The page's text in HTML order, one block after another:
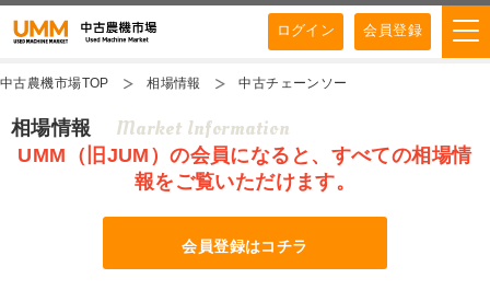
ログイン 会員登録
中古農機市場TOP 相場情報 中古チェーンソー
相場情報 Market Information
UMM（旧JUM）の会員になると、すべての相場情
報をご覧いただけます。
会員登録はコチラ